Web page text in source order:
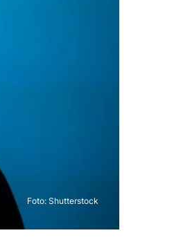
Foto: Shutterstock